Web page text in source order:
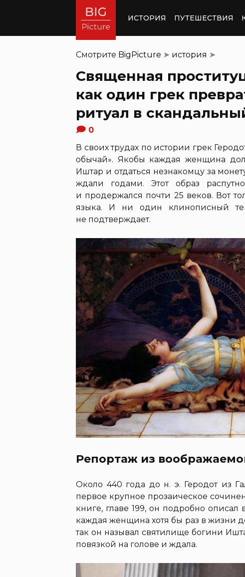
ИСТОРИЯ ПУТЕШЕСТВИЯ
Смотрите BigPicture ➤ история ➤
Священная
как один грек
ритуал в
0
В своих трудах по истории грек
обычай». Якобы каждая женщина
Иштар и отдаться незнакомцу за
ждали годами. Этот образ
и продержался почти 25 веков. Вот
языка. И ни один клинописный
не подтверждает.
Репортаж из
Около 440 года до н. э. Геродот из
первое крупное прозаическое
книге, главе 199, он подробно описал
каждая женщина хотя бы раз в жизни
так он называл святилище богини
повязкой на голове и ждала.